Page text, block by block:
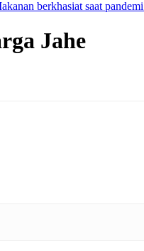
berkhasiat saat
Jahe